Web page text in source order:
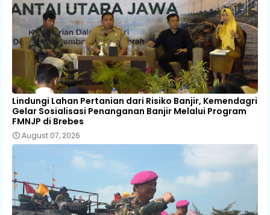
Lindungi Lahan Pertanian dari Risiko Banjir, Kemendagri
Gelar Sosialisasi Penanganan Banjir Melalui Program
FMNJP di Brebes
August 07, 2026